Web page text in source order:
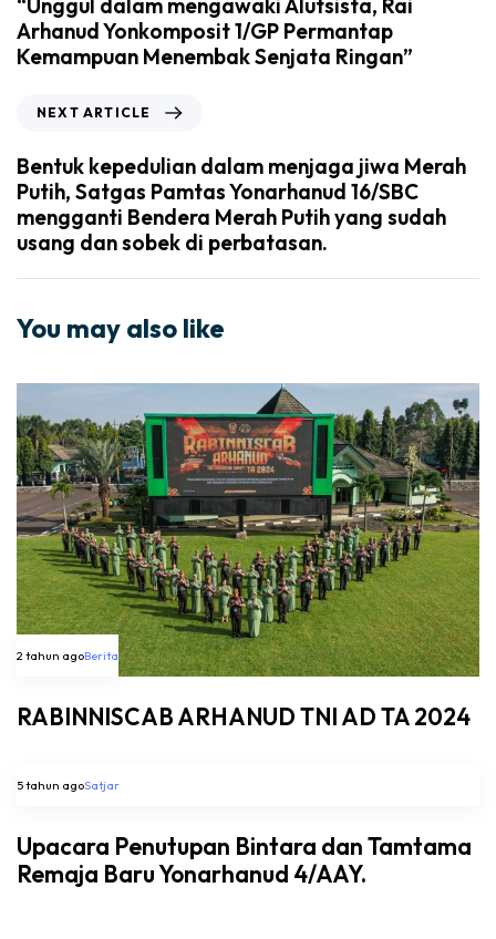
“Unggul dalam mengawaki Alutsista, Rai
Arhanud Yonkomposit 1/GP Permantap
Kemampuan Menembak Senjata Ringan”
NEXT ARTICLE
Bentuk kepedulian dalam menjaga jiwa Merah
Putih, Satgas Pamtas Yonarhanud 16/SBC
mengganti Bendera Merah Putih yang sudah
usang dan sobek di perbatasan.
You may also like
2 tahun agoBerita
RABINNISCAB ARHANUD TNI AD TA 2024
5 tahun agoSatjar
Upacara Penutupan Bintara dan Tamtama
Remaja Baru Yonarhanud 4/AAY.